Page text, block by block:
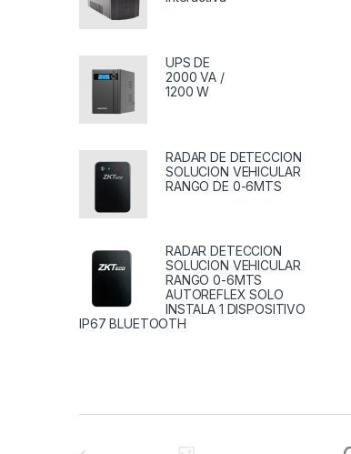
UPS DE
2000 VA /
1200 W
RADAR DE DETECCION
SOLUCION VEHICULAR
RANGO DE 0-6MTS
RADAR DETECCION
SOLUCION VEHICULAR
RANGO 0-6MTS
AUTOREFLEX SOLO
INSTALA 1 DISPOSITIVO
IP67 BLUETOOTH